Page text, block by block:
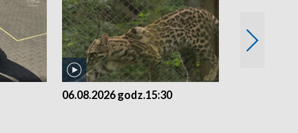
06.08.2026 godz.15:30